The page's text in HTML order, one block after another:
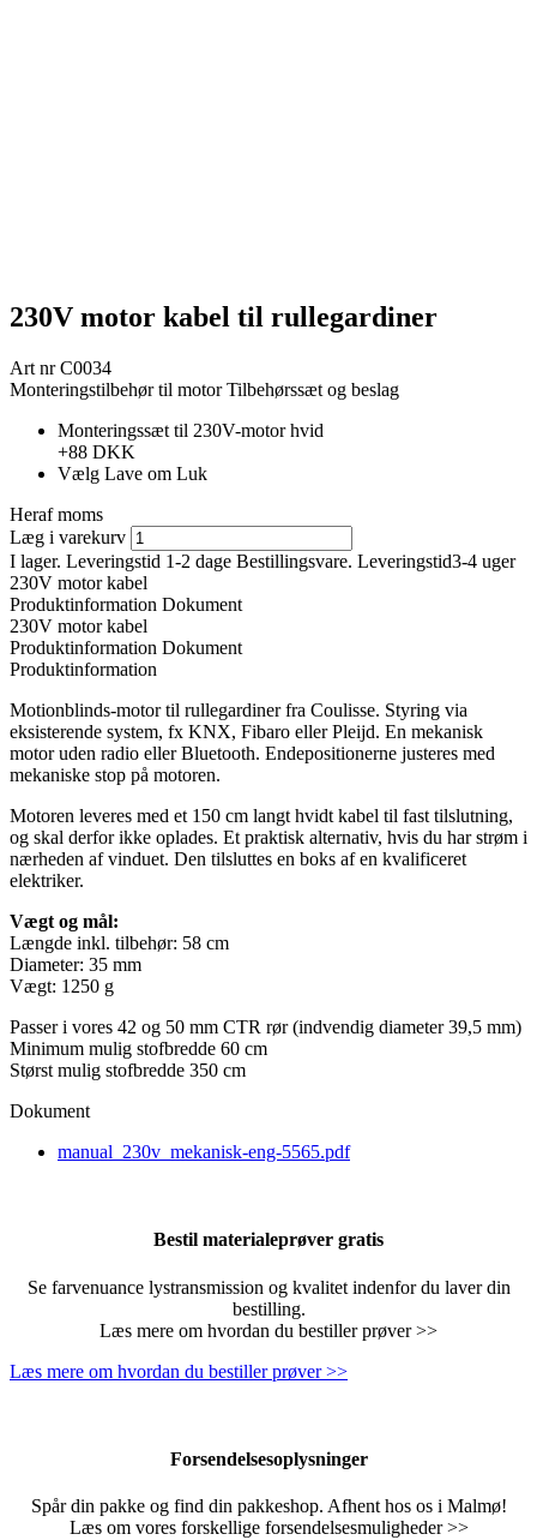
230V motor kabel til rullegardiner
Art nrC0034
Monteringstilbehør til motor Tilbehørssæt og beslag
Monteringssæt til 230V-motor hvid
+88 DKK
Vælg Lave om Luk
Heraf moms
Læg i varekurv
I lager. Leveringstid 1-2 dage Bestillingsvare. Leveringstid3-4 uger
230V motor kabel
Produktinformation Dokument
230V motor kabel
Produktinformation Dokument
Produktinformation
Motionblinds-motor til rullegardiner fra Coulisse. Styring via
eksisterende system, fx KNX, Fibaro eller Pleijd. En mekanisk
motor uden radio eller Bluetooth. Endepositionerne justeres med
mekaniske stop på motoren.
Motoren leveres med et 150 cm langt hvidt kabel til fast tilslutning,
og skal derfor ikke oplades. Et praktisk alternativ, hvis du har strøm i
nærheden af ​​vinduet. Den tilsluttes en boks af en kvalificeret
elektriker.
Vægt og mål:
Længde inkl. tilbehør: 58 cm
Diameter: 35 mm
Vægt: 1250 g
Passer i vores 42 og 50 mm CTR rør (indvendig diameter 39,5 mm)
Minimum mulig stofbredde 60 cm
Størst mulig stofbredde 350 cm
Dokument
manual_230v_mekanisk-eng-5565.pdf
Bestil materialeprøver gratis
Se farvenuance lystransmission og kvalitet indenfor du laver din
bestilling.
Læs mere om hvordan du bestiller prøver >>
Læs mere om hvordan du bestiller prøver >>
Forsendelsesoplysninger
Spår din pakke og find din pakkeshop. Afhent hos os i Malmø!
Læs om vores forskellige forsendelsesmuligheder >>